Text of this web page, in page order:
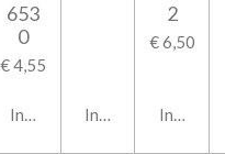
653
0
€ 4,55
In winkelwagenIn winkelwagen
2
€ 6,50
In